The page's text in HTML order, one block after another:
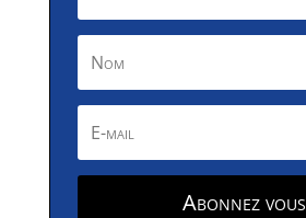
Abonnez vous